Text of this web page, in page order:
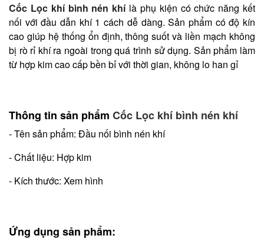
Cốc Lọc khí bình nén khílà phụ kiện có chức năng kết
nối với đầu dẫn khí 1 cách dễ dàng. Sản phẩm có độ kín
cao giúp hệ thống ổn định, thông suốt và liền mạch không
bị rò rỉ khí ra ngoài trong quá trình sử dụng. Sản phẩm làm
từ hợp kim cao cấp bền bỉ với thời gian, không lo han gỉ
Thông tin sản phẩm Cốc Lọc khí bình nén khí
- Tên sản phẩm: Đầu nối bình nén khí
- Chất liệu: Hợp kim
- Kích thước: Xem hình
Ứng dụng sản phẩm: